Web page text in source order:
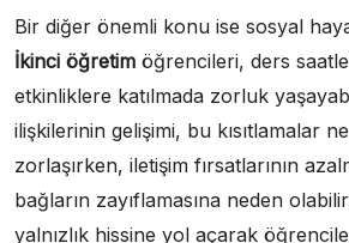
Bir diğer önemli konu ise sosyal
İkinci öğretim öğrencileri, ders
etkinliklere katılmada zorluk
ilişkilerinin gelişimi, bu kısıtlamalar
zorlaşırken, iletişim fırsatlarının
bağların zayıflamasına neden
yalnızlık hissine yol açarak